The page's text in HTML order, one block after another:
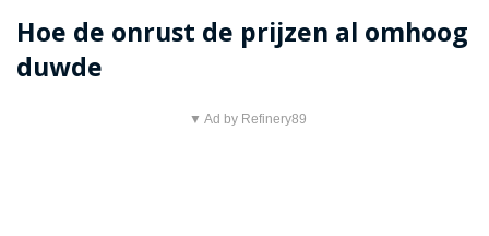
Hoe de onrust de prijzen al omhoog
duwde
▼ Ad by Refinery89